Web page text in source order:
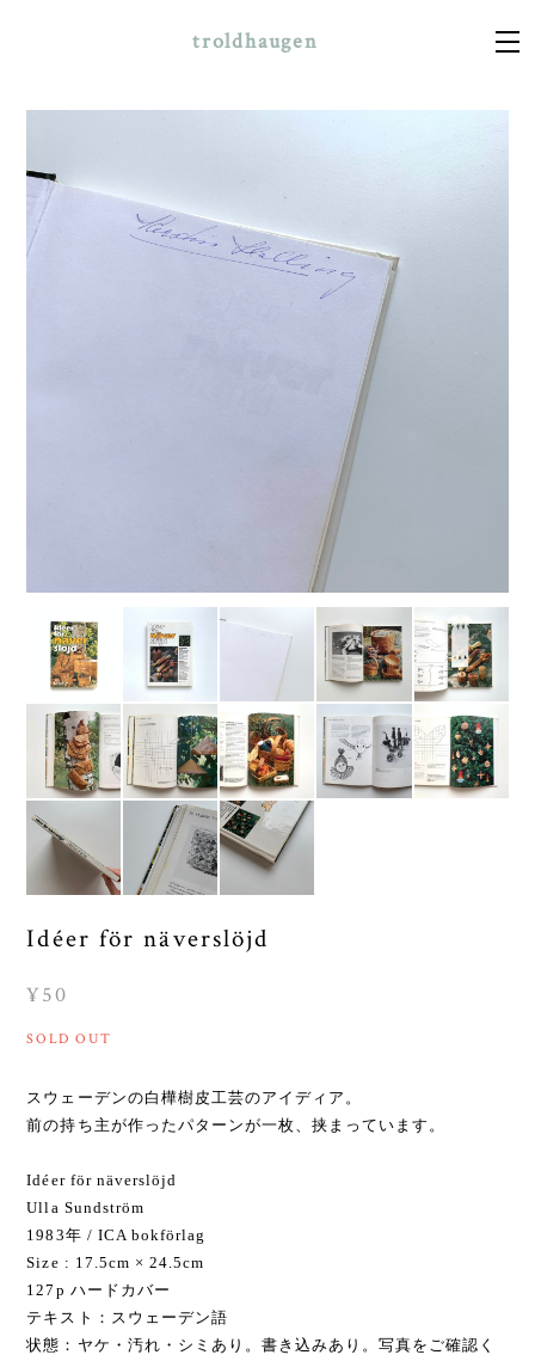
troldhaugen
Idéer för näverslöjd
¥50
SOLD OUT
スウェーデンの白樺樹皮工芸のアイディア。
前の持ち主が作ったパターンが一枚、挟まっています。
Idéer för näverslöjd
Ulla Sundström
1983年 / ICA bokförlag
Size : 17.5cm × 24.5cm
127p ハードカバー
テキスト：スウェーデン語
状態：ヤケ・汚れ・シミあり。書き込みあり。写真をご確認く